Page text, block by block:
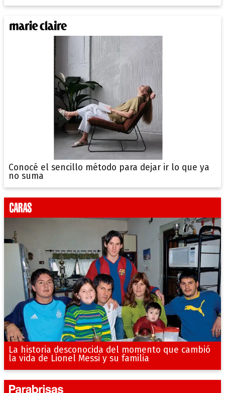
Conocé el sencillo método para dejar ir lo que ya
no suma
La historia desconocida del momento que cambió
la vida de Lionel Messi y su familia